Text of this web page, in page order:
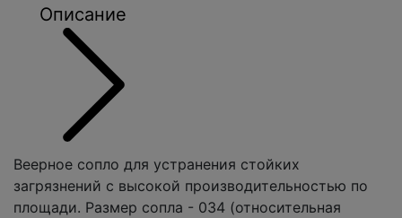
Описание
Веерное сопло для устранения стойких
загрязнений с высокой производительностью по
площади. Размер сопла - 034 (относительная